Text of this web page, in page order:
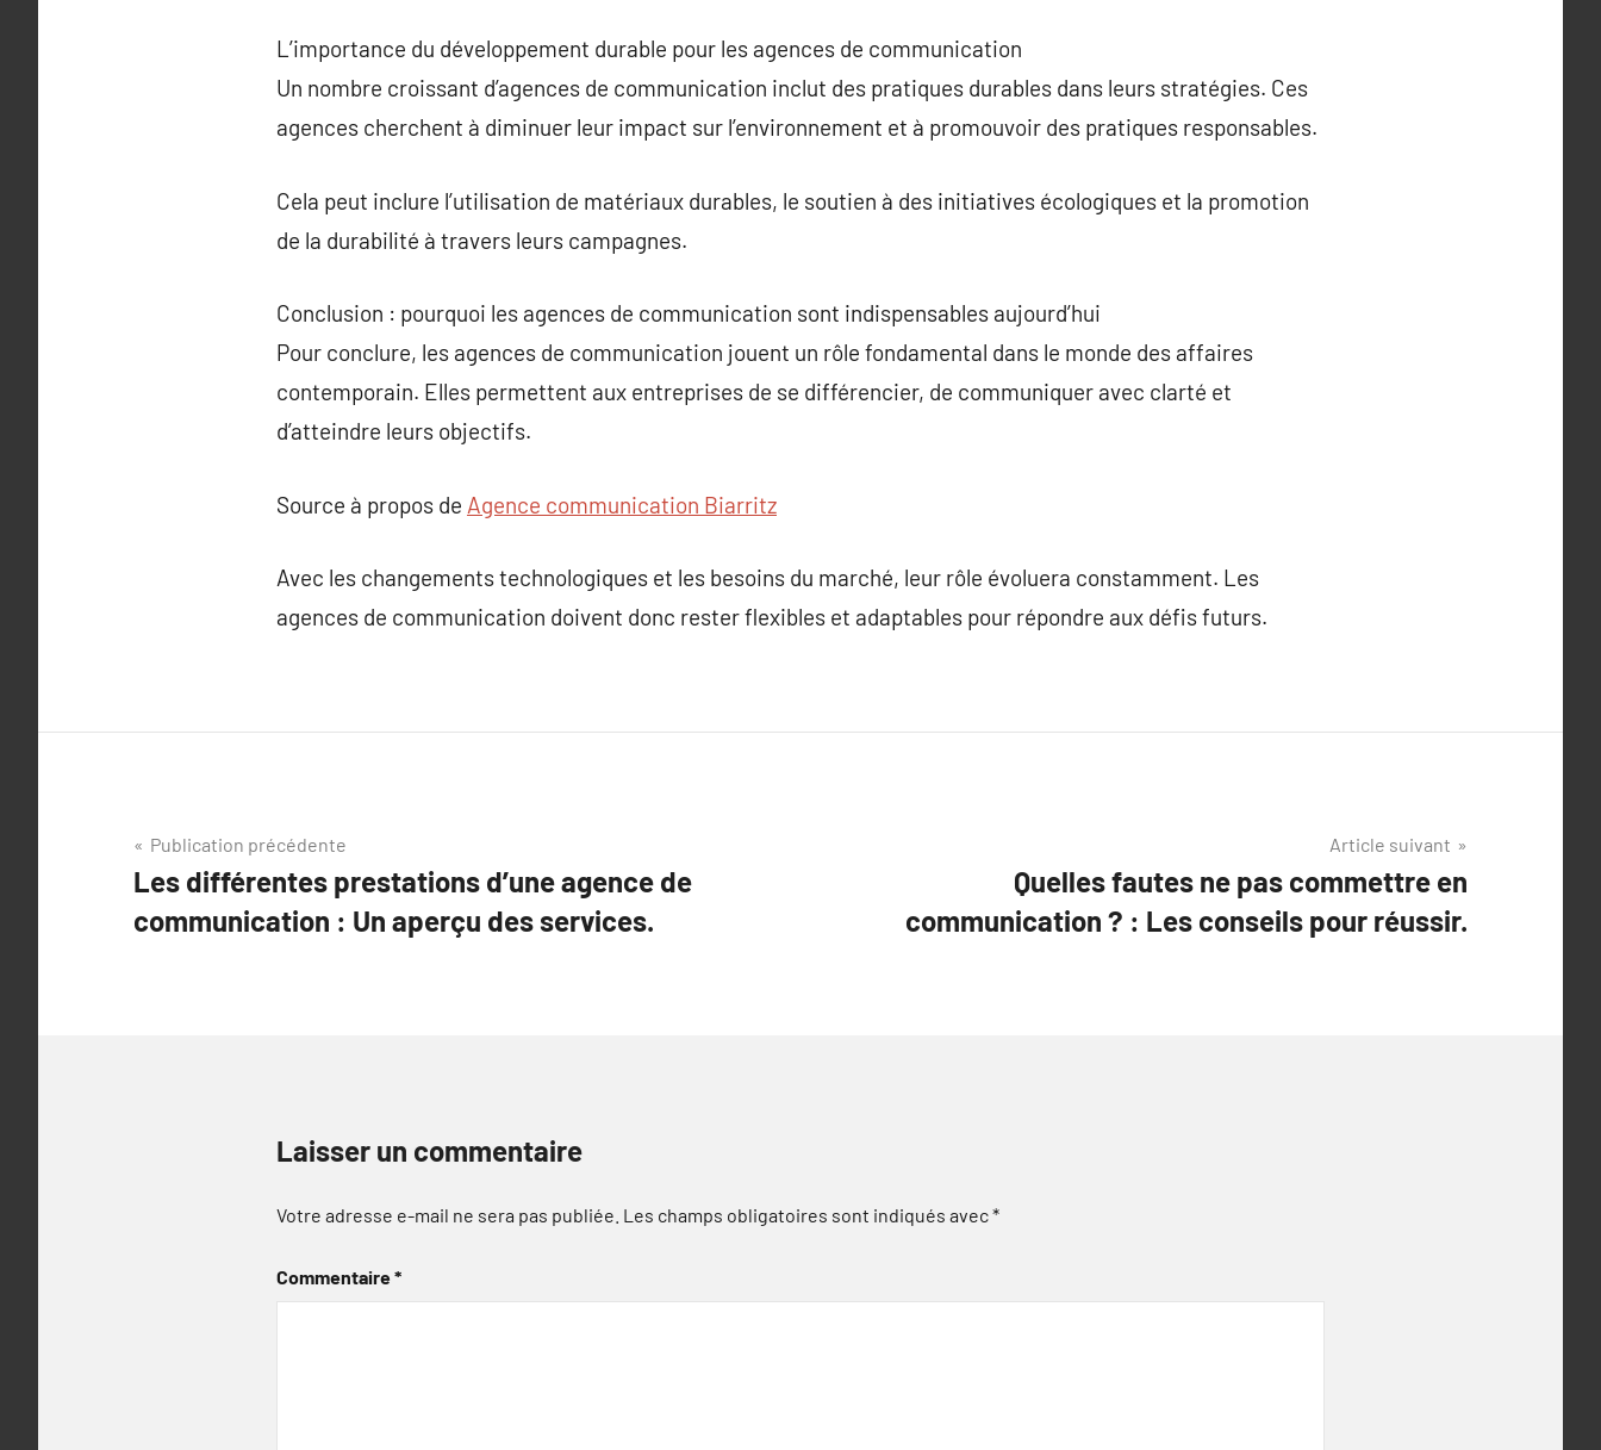
L’importance du développement durable pour les agences de communication
Un nombre croissant d’agences de communication inclut des pratiques durables dans leurs stratégies. Ces
agences cherchent à diminuer leur impact sur l’environnement et à promouvoir des pratiques responsables.
Cela peut inclure l’utilisation de matériaux durables, le soutien à des initiatives écologiques et la promotion
de la durabilité à travers leurs campagnes.
Conclusion : pourquoi les agences de communication sont indispensables aujourd’hui
Pour conclure, les agences de communication jouent un rôle fondamental dans le monde des affaires
contemporain. Elles permettent aux entreprises de se différencier, de communiquer avec clarté et
d’atteindre leurs objectifs.
Source à propos de Agence communication Biarritz
Avec les changements technologiques et les besoins du marché, leur rôle évoluera constamment. Les
agences de communication doivent donc rester flexibles et adaptables pour répondre aux défis futurs.
Navigation
de
l’article
Publication précédente
Les différentes prestations d’une agence de
communication : Un aperçu des services.
Article suivant
Quelles fautes ne pas commettre en
communication ? : Les conseils pour réussir.
Laisser un commentaire
Votre adresse e-mail ne sera pas publiée. Les champs obligatoires sont indiqués avec*
Commentaire*